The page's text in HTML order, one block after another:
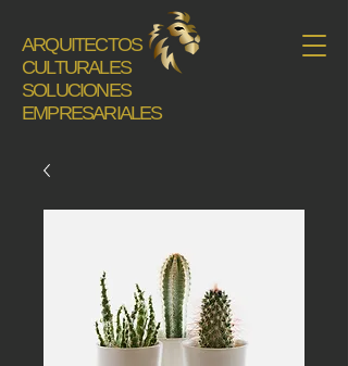
ARQUITECTOS
CULTURALES
SOLUCIONES
EMPRESARIALES